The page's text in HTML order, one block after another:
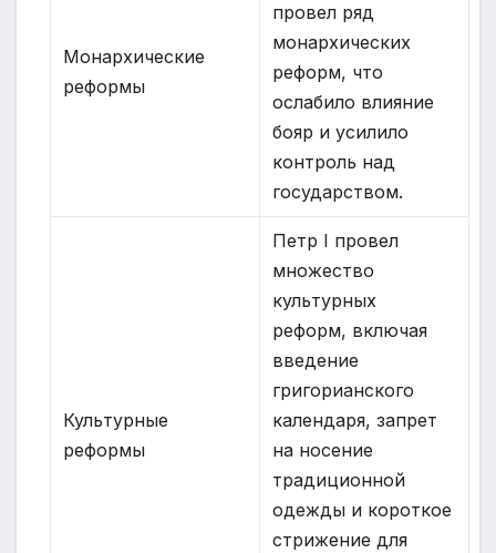
Монархические
реформы
провел ряд
монархических
реформ, что
ослабило влияние
бояр и усилило
контроль над
государством.
Культурные
реформы
Петр I провел
множество
культурных
реформ, включая
введение
григорианского
календаря, запрет
на носение
традиционной
одежды и короткое
стрижение для